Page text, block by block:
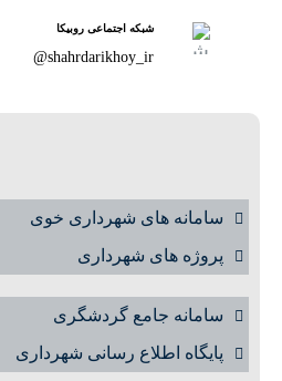
شبکه اجتماعی روبیکا
shahrdarikhoy_ir@
سامانه های شهرداری خوی
پروژه های شهرداری
سامانه جامع گردشگری
پایگاه اطلاع رسانی شهرداری